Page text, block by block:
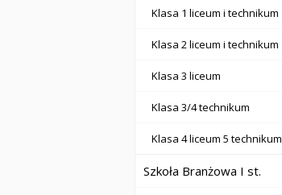
Klasa 1 liceum i technikum
Klasa 2 liceum i technikum
Klasa 3 liceum
Klasa 3/4 technikum
Klasa 4 liceum 5 technikum
Szkoła Branżowa I st.